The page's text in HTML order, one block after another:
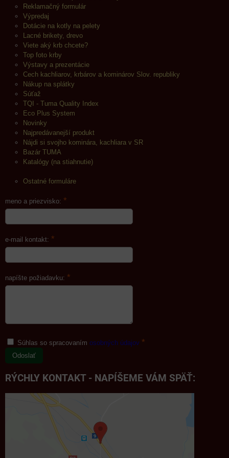
Reklamačný formulár
Výpredaj
Dotácie na kotly na pelety
Lacné brikety, drevo
Viete aký krb chcete?
Top foto krby
Výstavy a prezentácie
Cech kachliarov, krbárov a kominárov Slov. republiky
Nákup na splátky
Súťaž
TQI - Tuma Quality Index
Eco Plus System
Novinky
Najpredávanejší produkt
Nájdi si svojho kominára, kachliara v SR
Bazár TUMA
Katalógy (na stiahnutie)
Ostatné formuláre
meno a priezvisko: *
e-mail kontakt: *
napíšte požiadavku: *
Súhlas so spracovaním osobných údajov *
Odoslať
RÝCHLY KONTAKT - NAPÍŠEME VÁM SPÄŤ: